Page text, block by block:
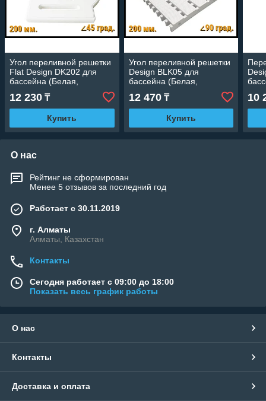
Угол переливной решетки
Flat Design DK202 для
бассейна (Белая,
Размеры: 200x25, 45
град.)
12 230 ₸
Купить
Угол переливной решетки
Design BLK05 для
бассейна (Белая,
Размеры: 200x25, 90
град.)
12 470₸
Купить
10
О нас
Рейтинг не сформирован
Менее 5 отзывов за последний год
Работает с 30.11.2019
г. Алматы
Алматы, Казахстан
Контакты
Сегодня работает с 09:00 до 18:00
Показать весь график работы
О нас
Контакты
Доставка и оплата